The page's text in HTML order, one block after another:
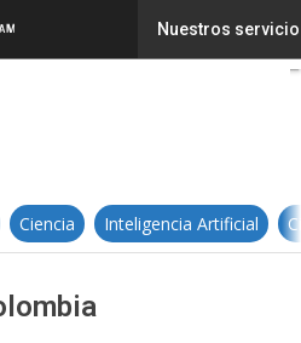
Nuestros
Ciencia Inteligencia Artificial